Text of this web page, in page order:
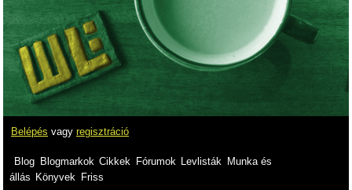
Belépés vagy regisztráció
Blog Blogmarkok Cikkek Fórumok Levlisták
Munka és
állás Könyvek Friss